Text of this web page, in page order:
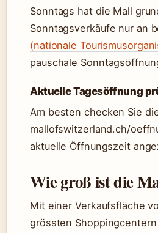
Sonntags hat die Mall
Sonntagsverkäufe nur an
(nationale
pauschale
Aktuelle Tagesöffnung
Am besten checken Sie
mallofswitzerland.ch/
aktuelle Öffnungszeit
Wie groß ist die
Mit einer Verkaufsfläche
grössten